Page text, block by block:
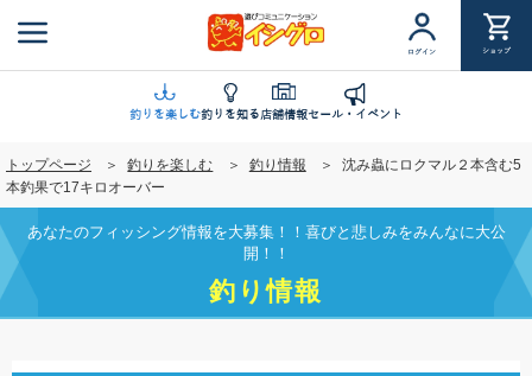
ン
ツ
移
動
ログイン ショップ
釣りを楽しむ釣りを知る店舗情報セール・イベント
トップページ 釣りを楽しむ 釣り情報
沈み蟲にロクマル２本含む5
本釣果で17キロオーバー
あなたのフィッシング情報を大募集！！喜びと悲しみをみんなに大公
開！！
釣り情報